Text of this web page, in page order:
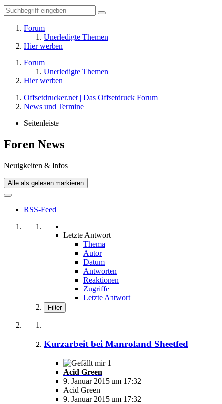
Forum
Unerledigte Themen
Hier werben
Forum
Unerledigte Themen
Hier werben
Offsetdrucker.net | Das Offsetdruck Forum
News und Termine
Seitenleiste
Foren News
Neuigkeiten & Infos
Alle als gelesen markieren
RSS-Feed
Letzte Antwort
Thema
Autor
Datum
Antworten
Reaktionen
Zugriffe
Letzte Antwort
Filter
Kurzarbeit bei Manroland Sheetfed
1
Acid Green
9. Januar 2015 um 17:32
Acid Green
9. Januar 2015 um 17:32